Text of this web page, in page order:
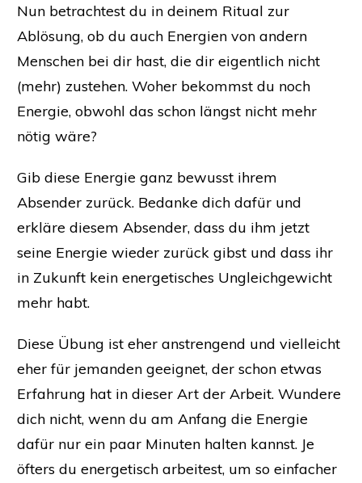
Nun betrachtest du in deinem Ritual zur
Ablösung, ob du auch Energien von andern
Menschen bei dir hast, die dir eigentlich nicht
(mehr) zustehen. Woher bekommst du noch
Energie, obwohl das schon längst nicht mehr
nötig wäre?
Gib diese Energie ganz bewusst ihrem
Absender zurück. Bedanke dich dafür und
erkläre diesem Absender, dass du ihm jetzt
seine Energie wieder zurück gibst und dass ihr
in Zukunft kein energetisches Ungleichgewicht
mehr habt.
Diese Übung ist eher anstrengend und vielleicht
eher für jemanden geeignet, der schon etwas
Erfahrung hat in dieser Art der Arbeit. Wundere
dich nicht, wenn du am Anfang die Energie
dafür nur ein paar Minuten halten kannst. Je
öfters du energetisch arbeitest, um so einfacher